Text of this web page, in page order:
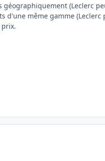
(Leclerc
d'une même gamme (Leclerc